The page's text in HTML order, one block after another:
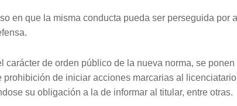
en que la misma conducta pueda ser perseguida por
carácter de orden público de la nueva norma, se
prohibición de iniciar acciones marcarias al
su obligación a la de informar al titular, entre otras.